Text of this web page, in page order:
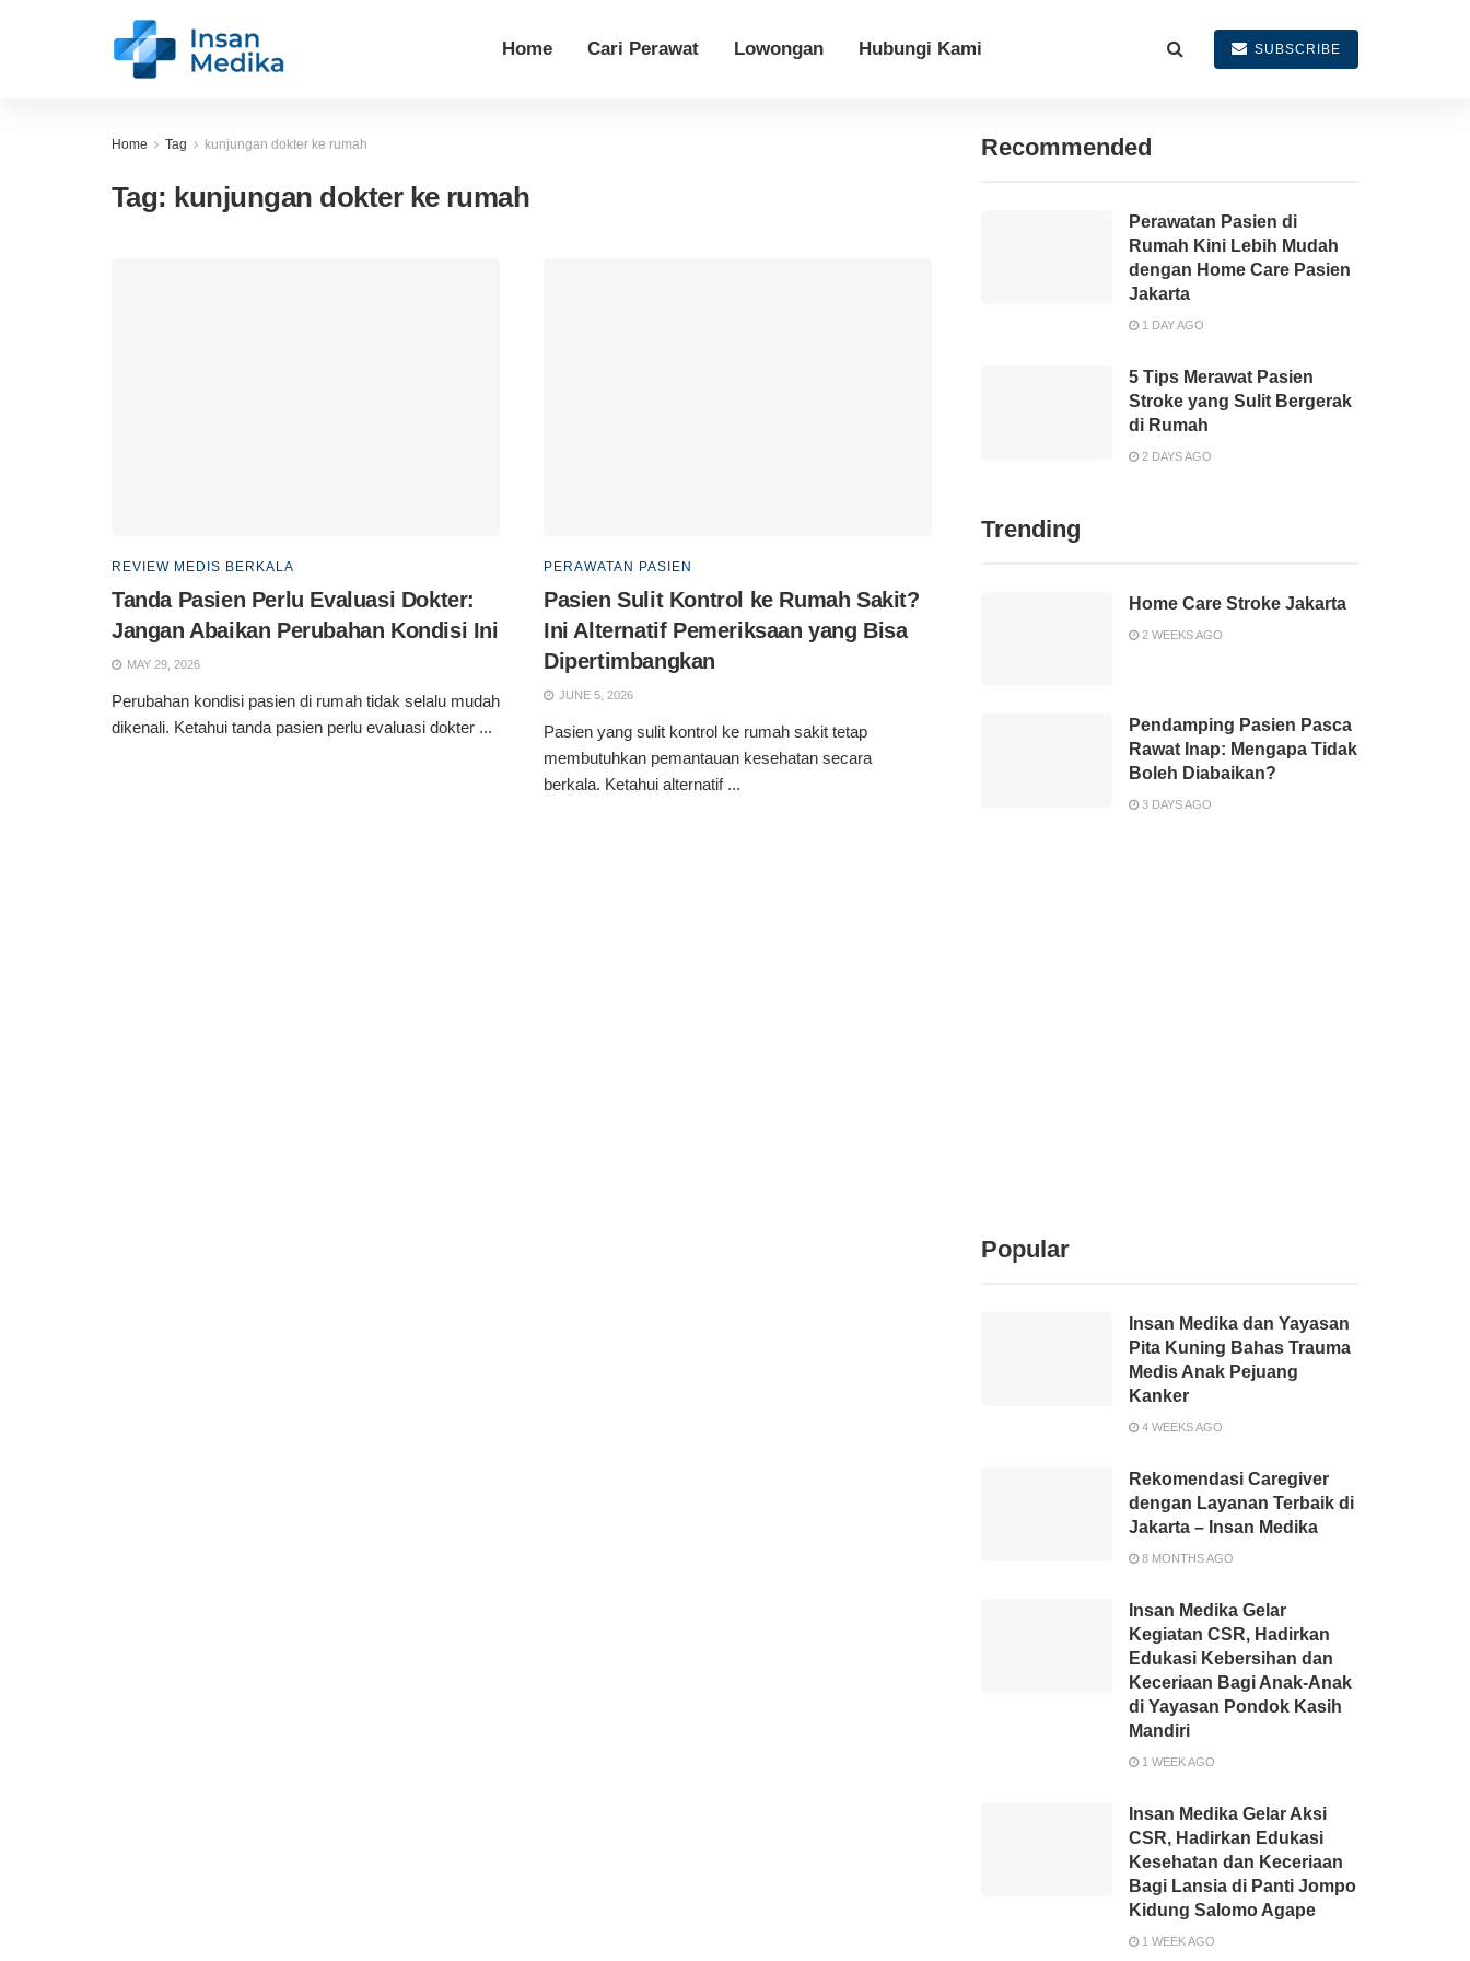
Home Cari Perawat Lowongan Hubungi Kami SUBSCRIBE
Home Tag kunjungan dokter ke rumah
Tag: kunjungan dokter ke rumah
REVIEW MEDIS BERKALA
Tanda Pasien Perlu Evaluasi Dokter:
Jangan Abaikan Perubahan Kondisi Ini
MAY 29, 2026
Perubahan kondisi pasien di rumah tidak selalu mudah
dikenali. Ketahui tanda pasien perlu evaluasi dokter ...
PERAWATAN PASIEN
Pasien Sulit Kontrol ke Rumah Sakit?
Ini Alternatif Pemeriksaan yang Bisa
Dipertimbangkan
JUNE 5, 2026
Pasien yang sulit kontrol ke rumah sakit tetap
membutuhkan pemantauan kesehatan secara
berkala. Ketahui alternatif ...
Recommended
Perawatan Pasien di
Rumah Kini Lebih Mudah
dengan Home Care Pasien
Jakarta
1 DAY AGO
5 Tips Merawat Pasien
Stroke yang Sulit Bergerak
di Rumah
2 DAYS AGO
Trending
Home Care Stroke Jakarta
2 WEEKS AGO
Pendamping Pasien Pasca
Rawat Inap: Mengapa Tidak
Boleh Diabaikan?
3 DAYS AGO
Popular
Insan Medika dan Yayasan
Pita Kuning Bahas Trauma
Medis Anak Pejuang
Kanker
4 WEEKS AGO
Rekomendasi Caregiver
dengan Layanan Terbaik di
Jakarta – Insan Medika
8 MONTHS AGO
Insan Medika Gelar
Kegiatan CSR, Hadirkan
Edukasi Kebersihan dan
Keceriaan Bagi Anak-Anak
di Yayasan Pondok Kasih
Mandiri
1 WEEK AGO
Insan Medika Gelar Aksi
CSR, Hadirkan Edukasi
Kesehatan dan Keceriaan
Bagi Lansia di Panti Jompo
Kidung Salomo Agape
1 WEEK AGO